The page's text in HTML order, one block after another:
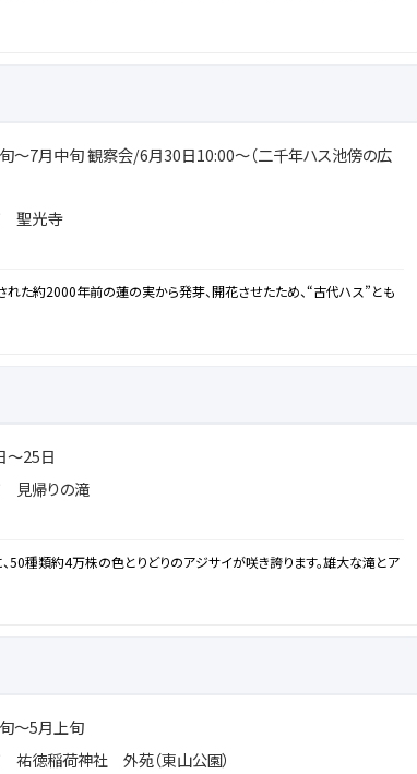
～7月中旬 観察会/6月30日10:00～（二千年ハス池傍の広
聖光寺
た約2000年前の蓮の実から発芽、開花させたため、“古代ハス”とも
～25日
見帰りの滝
50種類約4万株の色とりどりのアジサイが咲き誇ります。雄大な滝とア
～5月上旬
祐徳稲荷神社 外苑（東山公園）